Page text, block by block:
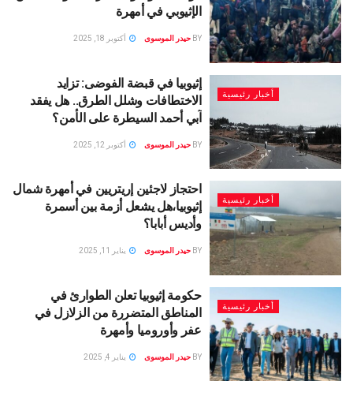
الإثيوبي في أمهرة
BY حيدر الموسوى أكتوبر 18, 2025
أخبار رئيسية
إثيوبيا في قبضة الفوضى: تزايد
الاختطافات وشلل الطرق.. هل يفقد
آبي أحمد السيطرة على الأمن؟
BY حيدر الموسوى أكتوبر 12, 2025
أخبار رئيسية
احتجاز لاجئين إريتريين في أمهرة شمال
إثيوبيا،هل يشعل أزمة بين أسمرة
وأديس أبابا؟
BY حيدر الموسوى يناير 11, 2025
أخبار رئيسية
حكومة إثيوبيا تعلن الطوارئ في
المناطق المتضررة من الزلازل في
عفر وأوروميا وأمهرة
BY حيدر الموسوى يناير 4, 2025